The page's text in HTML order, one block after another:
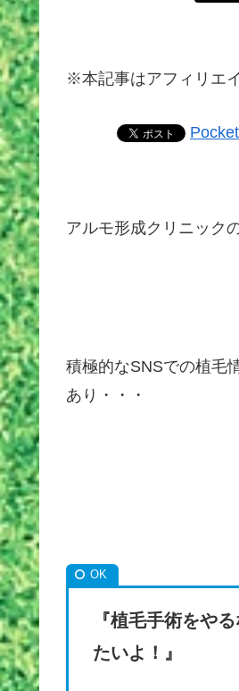
※本記事はアフィリエ
Pocket
アルモ形成クリニック
積極的なSNSでの植毛
あり・・・
『植毛手術をや
たいよ！』